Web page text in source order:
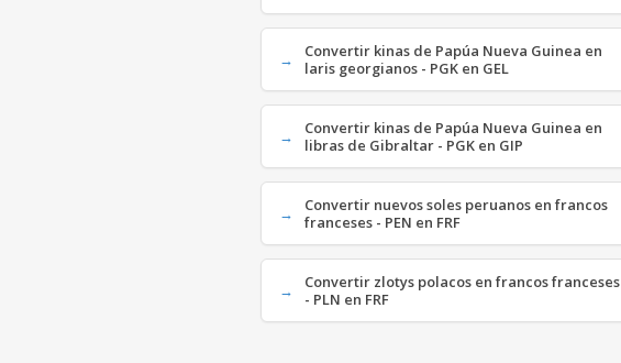
Convertir kinas de Papúa Nueva Guinea en
laris georgianos - PGK en GEL
Convertir kinas de Papúa Nueva Guinea en
libras de Gibraltar - PGK en GIP
Convertir nuevos soles peruanos en francos
franceses - PEN en FRF
Convertir zlotys polacos en francos franceses
- PLN en FRF